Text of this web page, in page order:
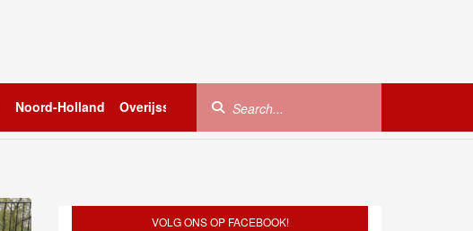
Noord-Holland Overijssel Utrecht Zeeland
VOLG ONS OP FACEBOOK!